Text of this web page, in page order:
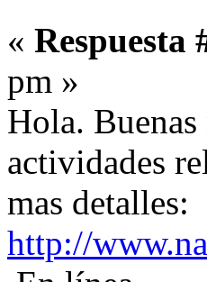
« Respuesta
pm »
Hola.
actividades
mas detalles:
http://